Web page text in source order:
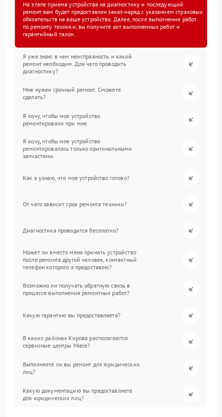
На этапе приема устройства на диагностику и последующий
ремонт вам будет предоставлен заказ-наряд с указанием страховых
обязательств на ваше устройство. Далее, после выполнения работ
по ремонту техники, вы получите акт выполненных работ и
гарантийный талон.
Я уже знаю в чем неисправность и какой
ремонт необходим. Для чего проводить
диагностику?
Мне нужен срочный ремонт. Сможете
сделать?
Я хочу, чтобы мое устройство
ремонтировали при мне.
Я хочу, чтобы мое устройство
ремонтировалось только оригинальными
запчастями.
Как я узнаю, что мое устройство готово?
От чего зависит срок ремонта техники?
Диагностика проводится бесплатно?
Может ли вместо меня принять устройство
после ремонта другой человек, контактный
телефон которого я предоставлю?
Возможно ли получать обратную связь в
процессе выполнения ремонтных работ?
Какую гарантию вы предоставляете?
В каких районах Кирова располагаются
сервисные центры Miele?
Выполняете ли вы ремонт для юридических
лиц?
Какую документацию вы предоставляете
для юридических лиц?